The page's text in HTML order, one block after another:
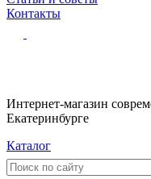
Контакты
Интернет-магазин
Екатеринбурге
Каталог